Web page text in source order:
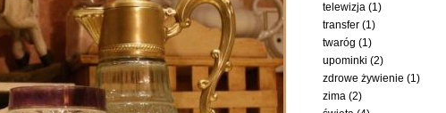
telewizja (1)
transfer (1)
twaróg (1)
upominki (2)
zdrowe żywienie (1)
zima (2)